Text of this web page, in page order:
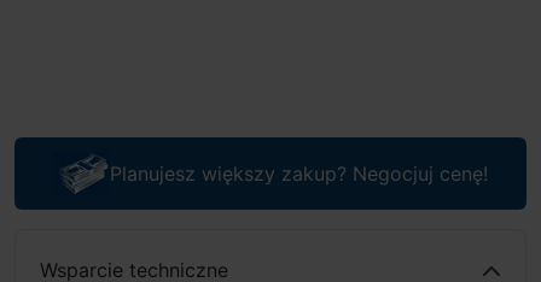
Planujesz większy zakup? Negocjuj cenę!
Wsparcie techniczne